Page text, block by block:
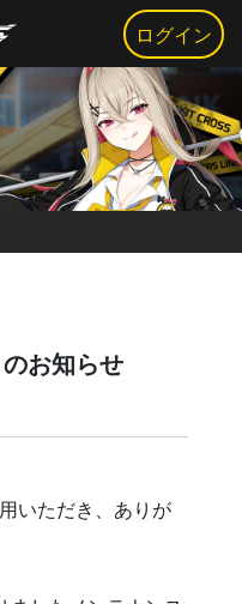
ログイン
お知らせ
いただき、ありが